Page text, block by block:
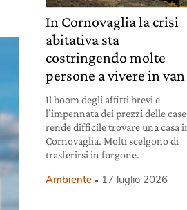
In Cornovaglia la crisi
abitativa sta
costringendo molte
persone a vivere in van
Il boom degli affitti brevi e
l’impennata dei prezzi delle case
rende difficile trovare una casa
Cornovaglia. Molti scelgono di
trasferirsi in furgone.
Ambiente 17 luglio 2026